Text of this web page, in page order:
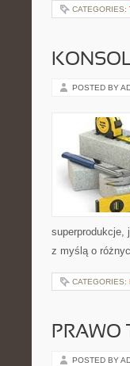
CATEGORIES:
POSTED BY
superprodukcje,
z myślą o
CATEGORIES:
PRAWO
POSTED BY